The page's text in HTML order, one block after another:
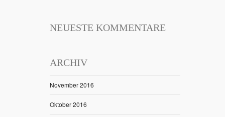
NEUESTE KOMMENTARE
ARCHIV
November 2016
Oktober 2016